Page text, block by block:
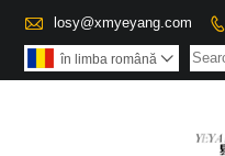
 losy@xmyeyang.com 
în limba română 